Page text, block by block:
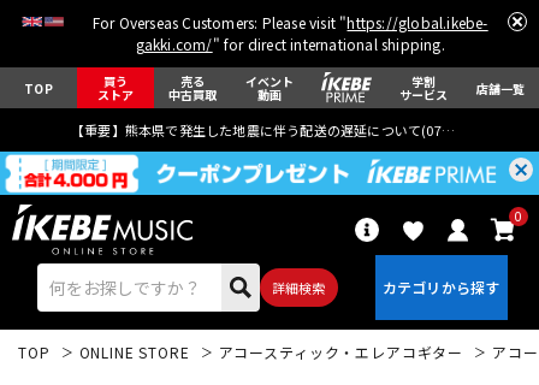
For Overseas Customers: Please visit "https://global.ikebe-
gakki.com/" for direct international shipping.
TOP 買う
ストア
売る
中古買取
イベント
動画
学割
サービス 店舗一覧
【重要】熊本県で発生した地震に伴う配送の遅延について(07月29日
詳細検索
0
TOP ONLINE STORE アコースティック・エレアコギター アコ